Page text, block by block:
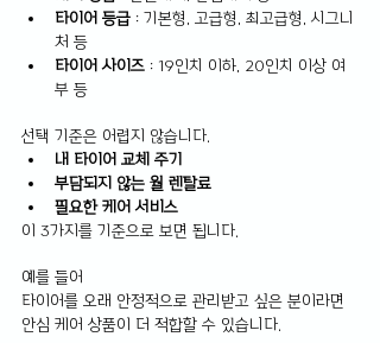
타이어 등급 : 기본형, 고급형, 최고급형, 시그니
처 등
타이어 사이즈 : 19인치 이하, 20인치 이상 여
부 등
선택 기준은 어렵지 않습니다.
내 타이어 교체 주기
부담되지 않는 월 렌탈료
필요한 케어 서비스
이 3가지를 기준으로 보면 됩니다.
예를 들어
타이어를 오래 안정적으로 관리받고 싶은 분이라면
안심 케어 상품이 더 적합할 수 있습니다.